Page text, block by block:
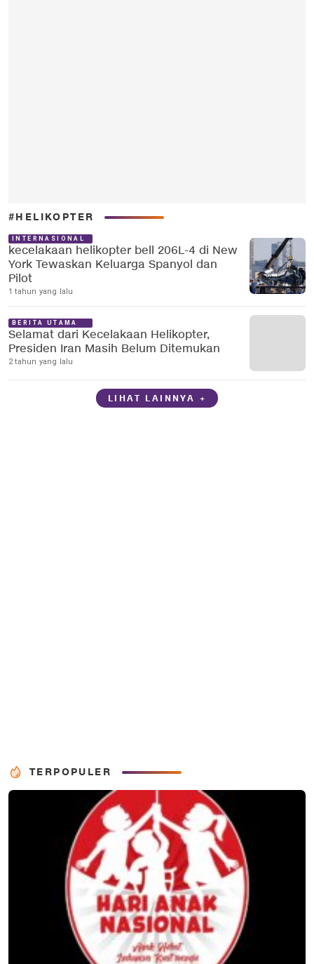
#HELIKOPTER
INTERNASIONAL
kecelakaan helikopter bell 206L-4 di New
York Tewaskan Keluarga Spanyol dan
Pilot
1 tahun yang lalu
BERITA UTAMA
Selamat dari Kecelakaan Helikopter,
Presiden Iran Masih Belum Ditemukan
2 tahun yang lalu
LIHAT LAINNYA +
TERPOPULER